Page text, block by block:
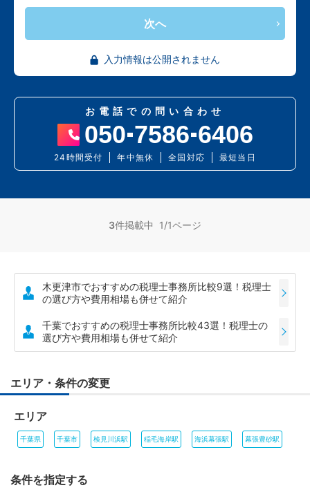
次へ
入力情報は公開されません
お電話での問い合わせ
050 7586 6406
24時間受付 年中無休 全国対応 最短当日
3件掲載中 1/1ページ
木更津市でおすすめの税理士事務所比較9選！税理士
の選び方や費用相場も併せて紹介
千葉でおすすめの税理士事務所比較43選！税理士の
選び方や費用相場も併せて紹介
エリア・条件の変更
エリア
千葉県 千葉市 検見川浜駅 稲毛海岸駅 海浜幕張駅 幕張豊砂駅
条件を指定する